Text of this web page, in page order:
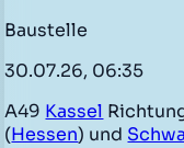
Baustelle
30.07.26, 06:35
A49 Kassel
(Hessen) und